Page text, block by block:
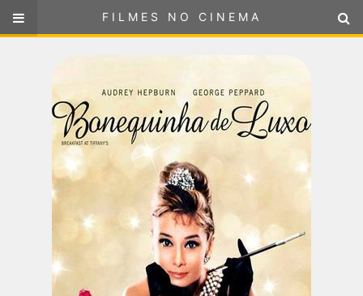
FILMES NO CINEMA
ou selecione sua localização
FILMES NO CINEMA
SELECIONE SUA LOCALIZAÇÃO
FILMES EM CARTAZ
PRÓXIMOS LANÇAMENTOS
GÊNEROS
PÁGINA INICIAL